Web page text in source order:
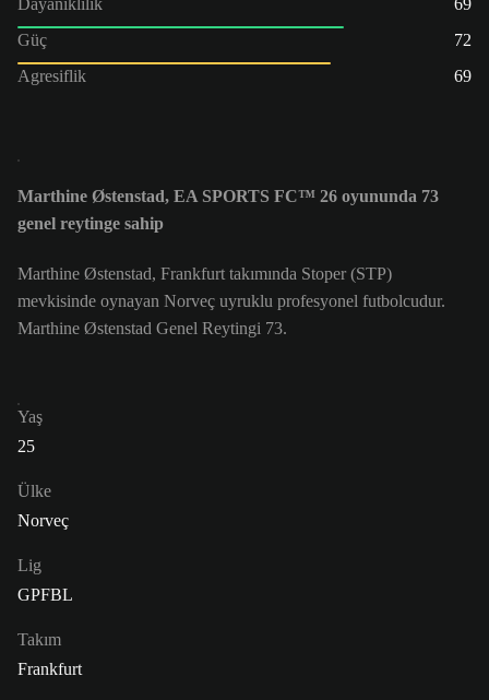
Güç
72
Agresiflik
69
Marthine Østenstad, EA SPORTS FC™ 26 oyununda 73
genel reytinge sahip
Marthine Østenstad, Frankfurt takımında Stoper (STP)
mevkisinde oynayan Norveç uyruklu profesyonel futbolcudur.
Marthine Østenstad Genel Reytingi 73.
Yaş
25
Ülke
Norveç
Lig
GPFBL
Takım
Frankfurt